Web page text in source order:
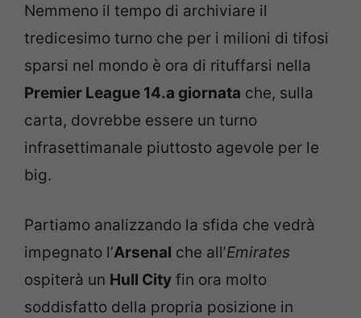
Nemmeno il tempo di archiviare il
tredicesimo turno che per i milioni di tifosi
sparsi nel mondo è ora di rituffarsi nella
Premier League 14.a giornata che, sulla
carta, dovrebbe essere un turno
infrasettimanale piuttosto agevole per le
big.
Partiamo analizzando la sfida che vedrà
impegnato l’Arsenal che all’Emirates
ospiterà un Hull City fin ora molto
soddisfatto della propria posizione in